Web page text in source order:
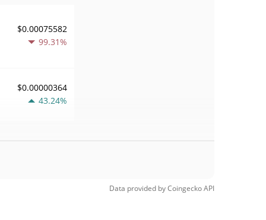
$0.00075582
99.31%
$0.00000364
43.24%
Data provided byCoingeckoAPI